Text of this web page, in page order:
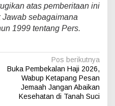
atas pemberitaan ini
sebagaimana
1999 tentang Pers.
Pos berikutnya
Buka Pembekalan Haji 2026,
Wabup Ketapang Pesan
Jemaah Jangan Abaikan
Kesehatan di Tanah Suci